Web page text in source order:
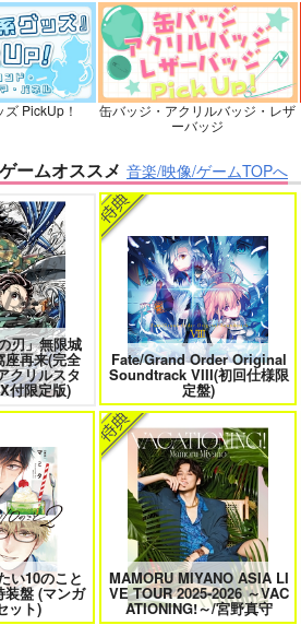
唄 7 ふたりのけもの 2
テラ 上下巻 ミルクなきみとビターな彼 2
て感じ。2 特
僕の愛しいよなさん
激重男子 1 恋のふりして君を呼ぶ
抱いてやる ファミレス行こ。 下
PickUp！
缶バッジ・アクリルバッジ・レザ
ーバッジ
ームオススメ 音楽/映像/ゲームTOPへ
刃」無限城
座再来(完全
クリルスタ
付限定版)
Fate/Grand Order Original
Soundtrack VIII(初回仕様限
定盤)
い10のこと
装盤 (マンガ
ット)
MAMORU MIYANO ASIA LI
VE TOUR 2025-2026 ～VAC
ATIONING!～/宮野真守